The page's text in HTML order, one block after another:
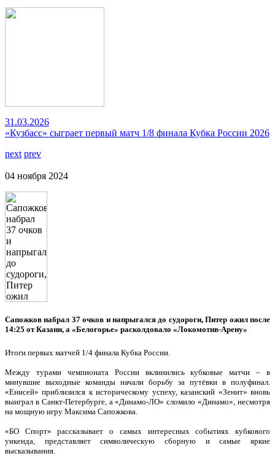
31.03.2026
«Кузбасс» сыграет первый матч 1/8 финала Кубка России 2026
next prev
04 ноября 2024
Сапожков набрал 37 очков и напрыгался до судороги, Питер ожил после
14:25 от Казани, а «Белогорье» расколдовало «Локомотив-Арену»
Итоги первых матчей 1/4 финала Кубка России.
Между турами чемпионата России вклинились кубковые матчи – в
минувшие выходные команды начали борьбу за путёвки в полуфинал.
«Енисей» приблизился к историческому успеху, казанский «Зенит» вновь
выиграл в Санкт-Петербурге, а «Динамо-ЛО» сломило «Динамо», несмотря
на мощную игру Максима Сапожкова.
«БО Спорт» рассказывает о самых интересных событиях кубкового
уикенда, представляет символическую сборную и самые яркие
высказывания.